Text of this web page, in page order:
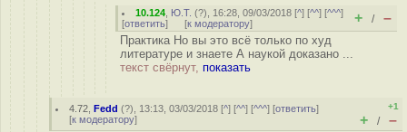
10.124 Ю.Т. (?), 16:28, 09/03/2018 [^] [^^] [^^^]
[ответить] [к модератору] + / –
Практика Но вы это всё только по худ
литературе и знаете А наукой доказано ...
текст свёрнут, показать
4.72 ,Fedd (?), 13:13, 03/03/2018 [^] [^^] [^^^] [ответить]
[к модератору]
+1
+ / –